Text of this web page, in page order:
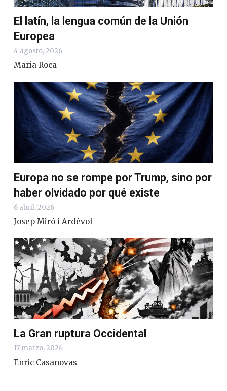
El latín, la lengua común de la Unión
Europea
4 agosto, 2026
Maria Roca
Europa no se rompe por Trump, sino por
haber olvidado por qué existe
6 abril, 2026
Josep Miró i Ardèvol
La Gran ruptura Occidental
17 marzo, 2026
Enric Casanovas